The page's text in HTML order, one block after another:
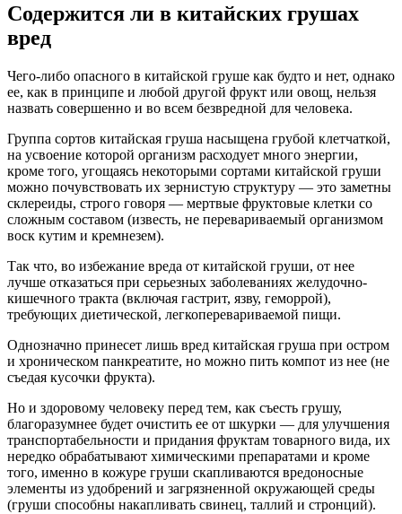
Содержится ли в китайских грушах
вред
Чего-либо опасного в китайской груше как будто и нет, однако
ее, как в принципе и любой другой фрукт или овощ, нельзя
назвать совершенно и во всем безвредной для человека.
Группа сортов китайская груша насыщена грубой клетчаткой,
на усвоение которой организм расходует много энергии,
кроме того, угощаясь некоторыми сортами китайской груши
можно почувствовать их зернистую структуру — это заметны
склереиды, строго говоря — мертвые фруктовые клетки со
сложным составом (известь, не перевариваемый организмом
воск кутим и кремнезем).
Так что, во избежание вреда от китайской груши, от нее
лучше отказаться при серьезных заболеваниях желудочно-
кишечного тракта (включая гастрит, язву, геморрой),
требующих диетической, легкоперевариваемой пищи.
Однозначно принесет лишь вред китайская груша при остром
и хроническом панкреатите, но можно пить компот из нее (не
съедая кусочки фрукта).
Но и здоровому человеку перед тем, как съесть грушу,
благоразумнее будет очистить ее от шкурки — для улучшения
транспортабельности и придания фруктам товарного вида, их
нередко обрабатывают химическими препаратами и кроме
того, именно в кожуре груши скапливаются вредоносные
элементы из удобрений и загрязненной окружающей среды
(груши способны накапливать свинец, таллий и стронций).